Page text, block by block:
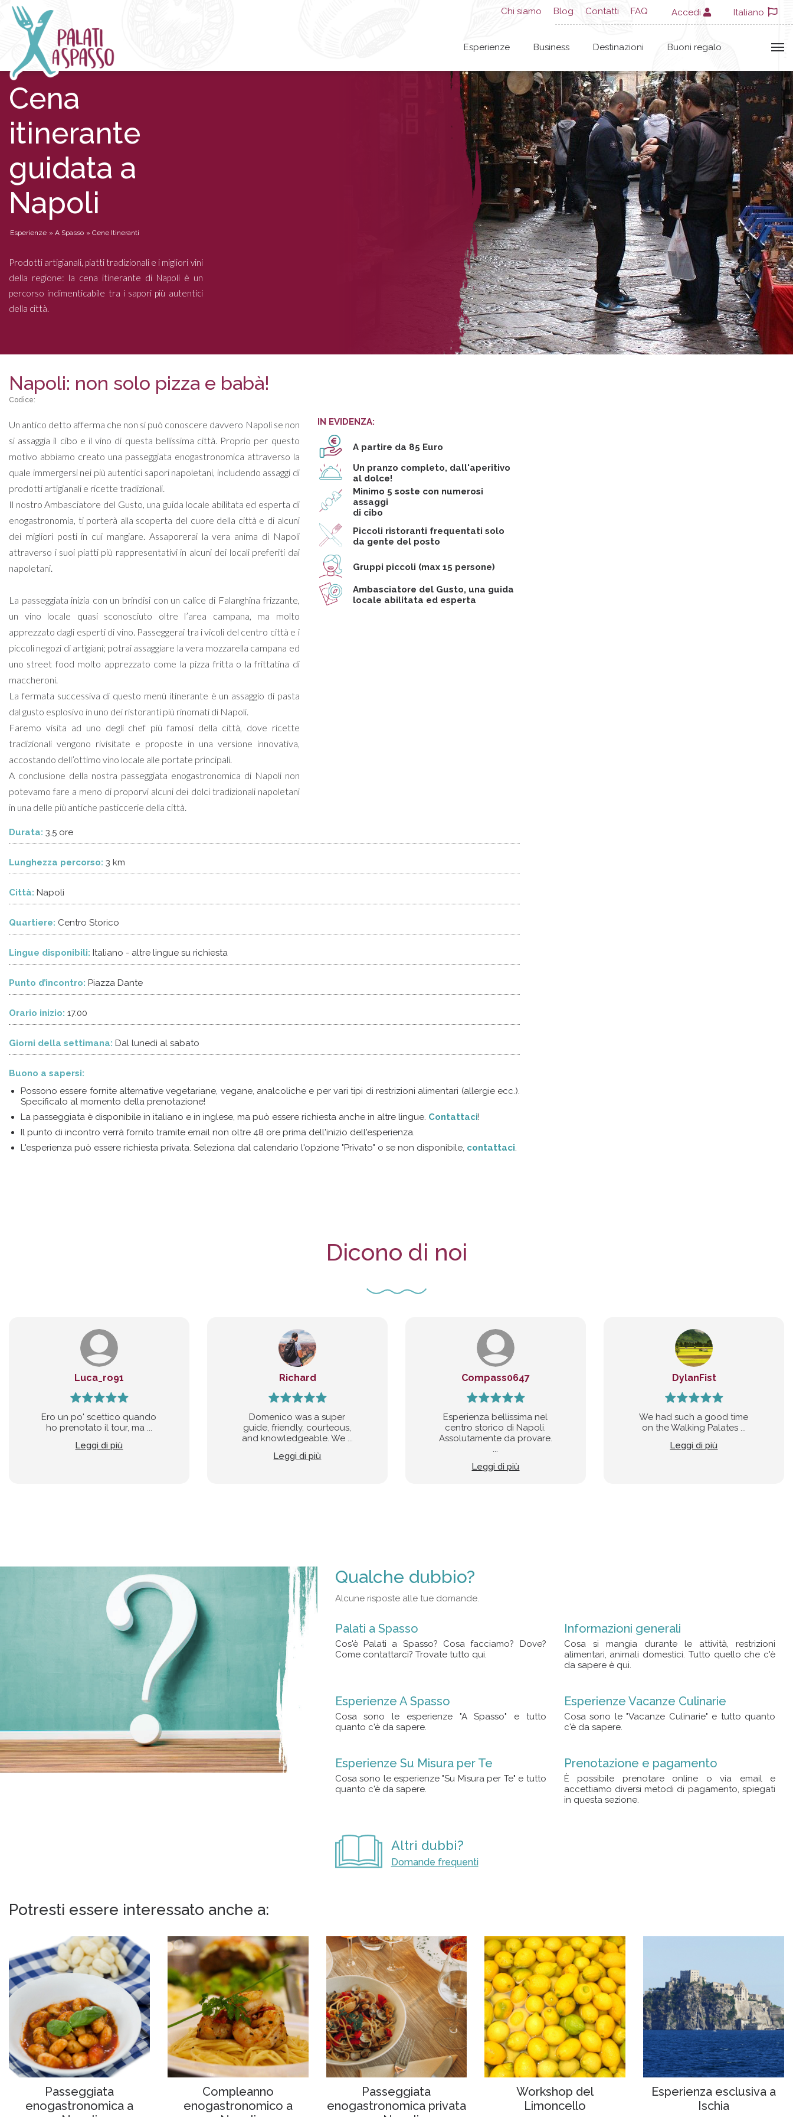
Chi siamo Blog Contatti FAQ Accedi Italiano
Esperienze Business Destinazioni Buoni regalo
Cena
itinerante
guidata a
Napoli
Esperienze » A Spasso » Cene Itineranti
Prodotti artigianali, piatti tradizionali e i migliori vini
della regione: la cena itinerante di Napoli è un
percorso indimenticabile tra i sapori più autentici
della città.
Napoli: non solo pizza e babà!
Codice:
Un antico detto afferma che non si può conoscere davvero Napoli se non
si assaggia il cibo e il vino di questa bellissima città. Proprio per questo
motivo abbiamo creato una passeggiata enogastronomica attraverso la
quale immergersi nei più autentici sapori napoletani, includendo assaggi di
prodotti artigianali e ricette tradizionali.
Il nostro Ambasciatore del Gusto, una guida locale abilitata ed esperta di
enogastronomia, ti porterà alla scoperta del cuore della città e di alcuni
dei migliori posti in cui mangiare. Assaporerai la vera anima di Napoli
attraverso i suoi piatti più rappresentativi in alcuni dei locali preferiti dai
napoletani.
La passeggiata inizia con un brindisi con un calice di Falanghina frizzante,
un vino locale quasi sconosciuto oltre l’area campana, ma molto
apprezzato dagli esperti di vino. Passeggerai tra i vicoli del centro città e i
piccoli negozi di artigiani; potrai assaggiare la vera mozzarella campana ed
uno street food molto apprezzato come la pizza fritta o la frittatina di
maccheroni.
La fermata successiva di questo menù itinerante è un assaggio di pasta
dal gusto esplosivo in uno dei ristoranti più rinomati di Napoli.
Faremo visita ad uno degli chef più famosi della città, dove ricette
tradizionali vengono rivisitate e proposte in una versione innovativa,
accostando dell’ottimo vino locale alle portate principali.
A conclusione della nostra passeggiata enogastronomica di Napoli non
potevamo fare a meno di proporvi alcuni dei dolci tradizionali napoletani
in una delle più antiche pasticcerie della città.
IN EVIDENZA:
A partire da 85 Euro
Un pranzo completo, dall'aperitivo
al dolce!
Minimo 5 soste con numerosi
assaggi
di cibo
Piccoli ristoranti frequentati solo
da gente del posto
Gruppi piccoli (max 15 persone)
Ambasciatore del Gusto, una guida
locale abilitata ed esperta
Durata: 3,5 ore
Lunghezza percorso: 3 km
Città: Napoli
Quartiere: Centro Storico
Lingue disponibili: Italiano - altre lingue su richiesta
Punto d’incontro: Piazza Dante
Orario inizio: 17.00
Giorni della settimana: Dal lunedì al sabato
Buono a sapersi:
Possono essere fornite alternative vegetariane, vegane, analcoliche e per vari tipi di restrizioni alimentari (allergie ecc.).
Specificalo al momento della prenotazione!
La passeggiata è disponibile in italiano e in inglese, ma può essere richiesta anche in altre lingue. Contattaci!
Il punto di incontro verrà fornito tramite email non oltre 48 ore prima dell'inizio dell'esperienza.
L'esperienza può essere richiesta privata. Seleziona dal calendario l'opzione "Privato" o se non disponibile, contattaci.
Dicono di noi
Luca_ro91
Ero un po' scettico quando
ho prenotato il tour, ma ...
Leggi di più
Richard
Domenico was a super
guide, friendly, courteous,
and knowledgeable. We ...
Leggi di più
Compass0647
Esperienza bellissima nel
centro storico di Napoli.
Assolutamente da provare.
...
Leggi di più
DylanFist
We had such a good time
on the Walking Palates ...
Leggi di più
Qualche dubbio?
Alcune risposte alle tue domande.
Palati a Spasso
Cos'è Palati a Spasso? Cosa facciamo? Dove?
Come contattarci? Trovate tutto qui.
Informazioni generali
Cosa si mangia durante le attività, restrizioni
alimentari, animali domestici. Tutto quello che c'è
da sapere è qui.
Esperienze A Spasso
Cosa sono le esperienze "A Spasso" e tutto
quanto c'è da sapere.
Esperienze Vacanze Culinarie
Cosa sono le "Vacanze Culinarie" e tutto quanto
c'è da sapere.
Esperienze Su Misura per Te
Cosa sono le esperienze "Su Misura per Te" e tutto
quanto c'è da sapere.
Prenotazione e pagamento
È possibile prenotare online o via email e
accettiamo diversi metodi di pagamento, spiegati
in questa sezione.
Altri dubbi?
Domande frequenti
Potresti essere interessato anche a:
Passeggiata
enogastronomica a
Compleanno
enogastronomico a
Passeggiata
enogastronomica privata
Workshop del
Limoncello
Esperienza esclusiva a
Ischia